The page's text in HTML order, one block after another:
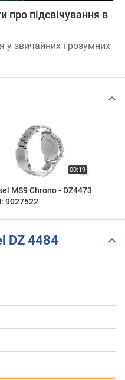
про підсвічування в
у звичайних і розумних
MS9 Chrono - DZ4473
9027522
DZ 4484